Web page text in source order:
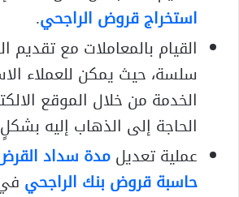
استخراج قروض الراجحي.
القيام بالمعاملات مع تقديم
سلسة، حيث يمكن للعملاء
الخدمة من خلال الموقع
الحاجة إلى الذهاب إليه
عملية تعديلمدة سداد
حاسبة قروض بنك الراجحي